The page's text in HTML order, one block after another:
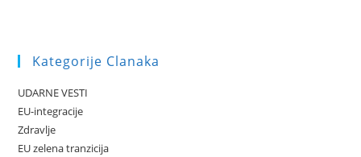
Kategorije Clanaka
UDARNE VESTI
EU-integracije
Zdravlje
EU zelena tranzicija